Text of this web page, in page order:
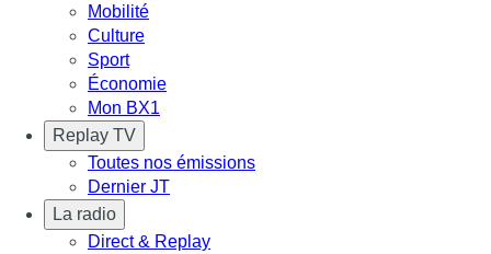
Mobilité
Culture
Sport
Économie
Mon BX1
Replay TV
Toutes nos émissions
Dernier JT
La radio
Direct & Replay